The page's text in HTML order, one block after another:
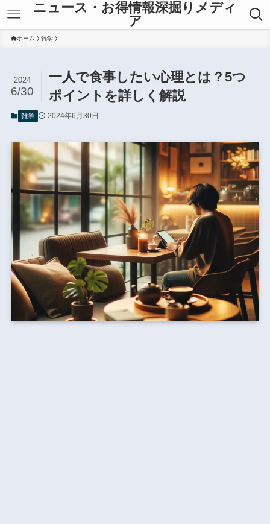
ニュース・お得情報深掘りメディ
ア
ホーム 雑学
一人で食事したい心理とは？5つ
ポイントを詳しく解説
2024
6/30
雑学 2024年6月30日